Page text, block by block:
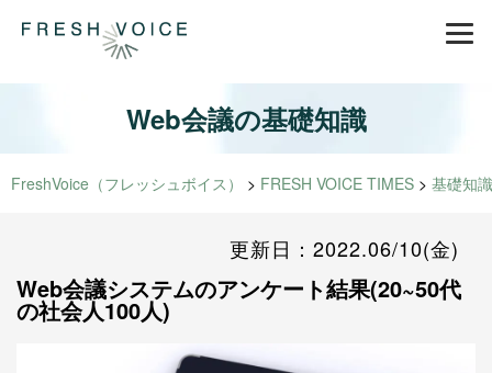
Web会議の基礎知識
FreshVoice（フレッシュボイス） > FRESH VOICE TIMES > 基礎知識
更新日：2022.06/10(金)
Web会議システムのアンケート結果(20~50代
の社会人100人)